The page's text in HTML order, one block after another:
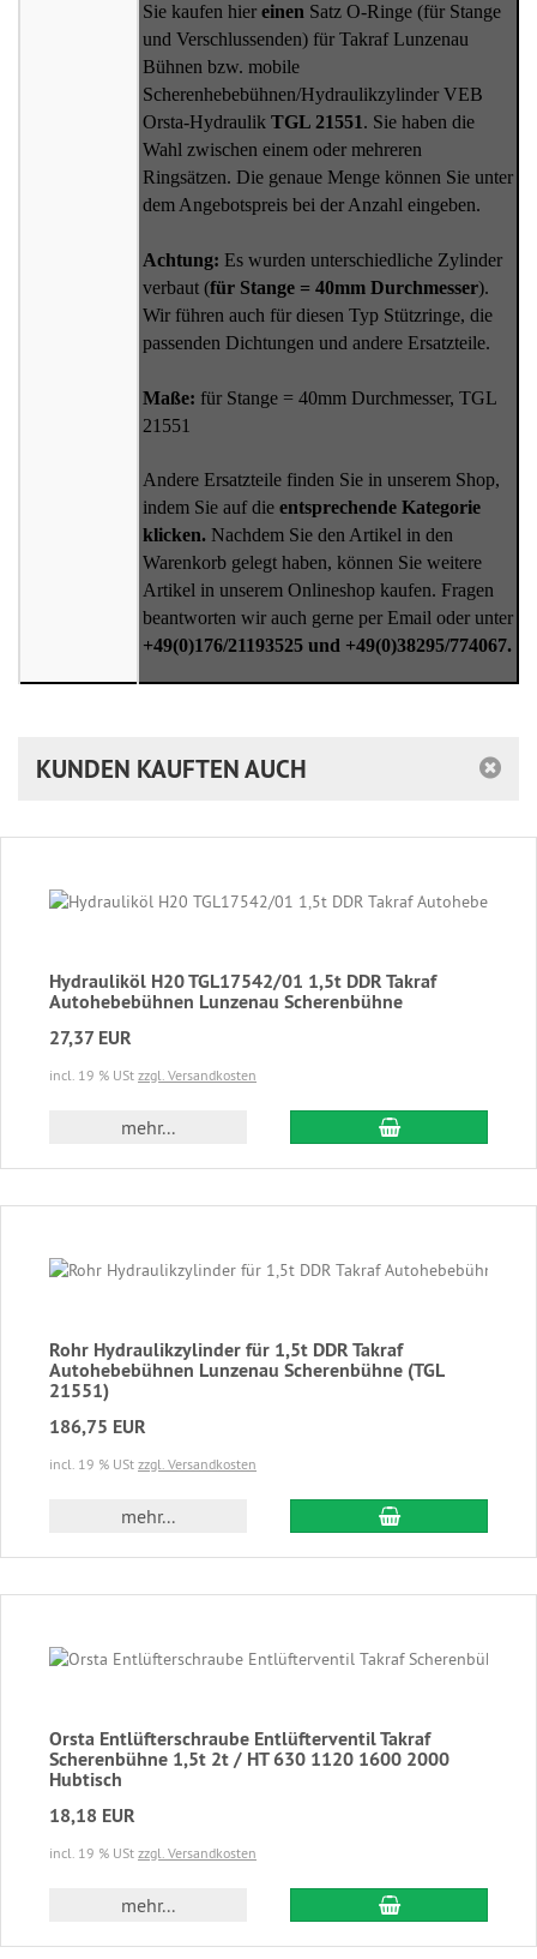
Sie kaufen hier einen Satz O-Ringe (für Stange
und Verschlussenden) für Takraf Lunzenau
Bühnen bzw. mobile
Scherenhebebühnen/Hydraulikzylinder VEB
Orsta-Hydraulik TGL 21551. Sie haben die
Wahl zwischen einem oder mehreren
Ringsätzen. Die genaue Menge können Sie unter
dem Angebotspreis bei der Anzahl eingeben.
Achtung: Es wurden unterschiedliche Zylinder
verbaut (für Stange = 40mm Durchmesser).
Wir führen auch für diesen Typ Stützringe, die
passenden Dichtungen und andere Ersatzteile.
Maße: für Stange = 40mm Durchmesser, TGL
21551
Andere Ersatzteile finden Sie in unserem Shop,
indem Sie auf die entsprechende Kategorie
klicken. Nachdem Sie den Artikel in den
Warenkorb gelegt haben, können Sie weitere
Artikel in unserem Onlineshop kaufen. Fragen
beantworten wir auch gerne per Email oder unter
+49(0)176/21193525 und +49(0)38295/774067.
KUNDEN KAUFTEN AUCH
Hydrauliköl H20 TGL17542/01 1,5t DDR Takraf
Autohebebühnen Lunzenau Scherenbühne
27,37 EUR
incl. 19 % USt zzgl. Versandkosten
mehr... In den
Rohr Hydraulikzylinder für 1,5t DDR Takraf
Autohebebühnen Lunzenau Scherenbühne (TGL
21551)
186,75 EUR
incl. 19 % USt zzgl. Versandkosten
mehr... In den
Orsta Entlüfterschraube Entlüfterventil Takraf
Scherenbühne 1,5t 2t / HT 630 1120 1600 2000
Hubtisch
18,18 EUR
incl. 19 % USt zzgl. Versandkosten
mehr... In den